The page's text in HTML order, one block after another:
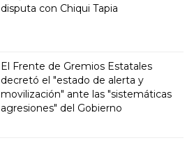
disputa con Chiqui Tapia
El Frente de Gremios Estatales
decretó el "estado de alerta y
movilización" ante las "sistemáticas
agresiones" del Gobierno